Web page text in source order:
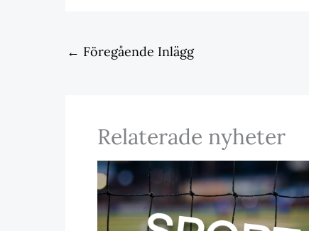
← Föregående Inlägg
Relaterade nyheter